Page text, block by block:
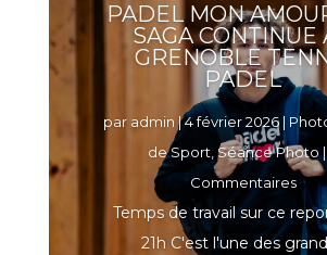
PADEL MON
SAGA CONTINUE
GRENOBLE
PADEL
par admin |4 février 2026|
de Sport,Séance Photo|
Commentaires
Temps de travail sur ce
21h C'est l'une des